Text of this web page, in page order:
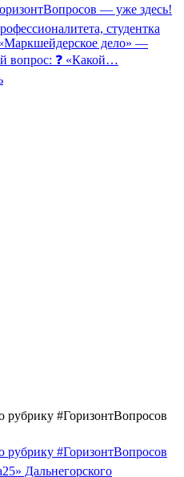
— уже здесь!
студентка
дело» —
вопрос: ❓ «Какой…
#ГоризонтВопросов
#ГоризонтВопросов
Дальнегорского